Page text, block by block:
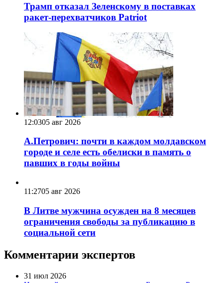
Трамп отказал Зеленскому в поставках
ракет-перехватчиков Patriot
12:0305 авг 2026
А.Петрович: почти в каждом молдавском
городе и селе есть обелиски в память о
павших в годы войны
11:2705 авг 2026
В Литве мужчина осужден на 8 месяцев
ограничения свободы за публикацию в
социальной сети
Комментарии экспертов
31 июл 2026